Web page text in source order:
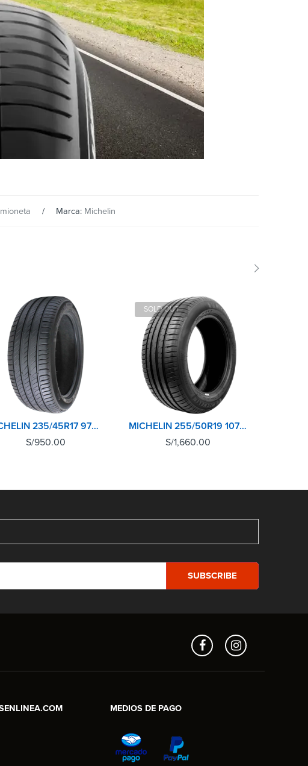
Marca: Michelin
MICHELIN 235/45R17 97W XL TL PRIMACY 4+
S/950.00
SOLD OUT
MICHELIN 255/50R19 107Y XL TL PILOT SPORT 4 SUV
S/1,660.00
MEDIOS DE PAGO